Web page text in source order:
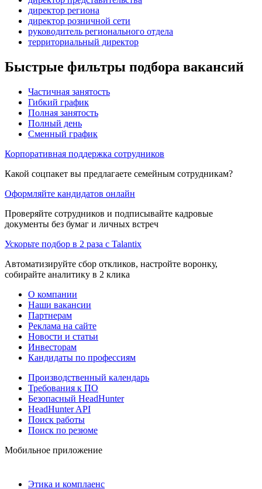
директор региона
директор розничной сети
руководитель регионального отдела
территориальный директор
Быстрые фильтры подбора вакансий
Частичная занятость
Гибкий график
Полная занятость
Полный день
Сменный график
Корпоративная поддержка сотрудников
Какой соцпакет вы предлагаете семейным сотрудникам?
Оформляйте кандидатов онлайн
Проверяйте сотрудников и подписывайте кадровые
документы без бумаг и личных встреч
Ускорьте подбор в 2 раза с Talantix
Автоматизируйте сбор откликов, настройте воронку,
собирайте аналитику в 2 клика
О компании
Наши вакансии
Партнерам
Реклама на сайте
Новости и статьи
Инвесторам
Кандидаты по профессиям
Производственный календарь
Требования к ПО
Безопасный HeadHunter
HeadHunter API
Поиск работы
Поиск по резюме
Мобильное приложение
Этика и комплаенс